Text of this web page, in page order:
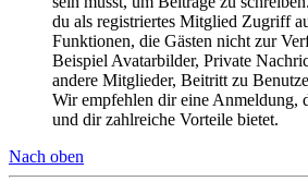
du als registriertes Mitglied Zugriff
Funktionen, die Gästen nicht zur
Beispiel Avatarbilder, Private
andere Mitglieder, Beitritt zu
Wir empfehlen dir eine Anmeldung,
und dir zahlreiche Vorteile bietet.
Nach oben